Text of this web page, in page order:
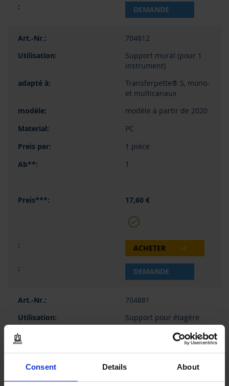
Consent Details About
DEMANDE
704812
Support mural (pour 1
instrument)
Transferpette® S, mono-
et multicanaux
modèle à partir de 2020
PC
1 pièce
1
17,60 €
ACHETER
DEMANDE
704881
Support pour étagère
(pour 1 instrument)
Transferpette® pro,
mono- et multicanaux
-